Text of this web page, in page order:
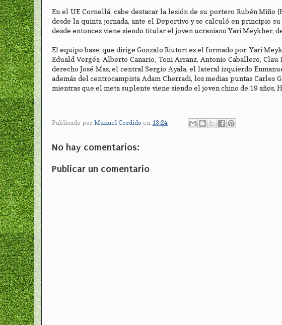
En el UE Cornellá, cabe destacar la lesión de su portero Rubén
desde la quinta jornada, ante el Deportivo y se calculó en principio
desde entonces viene siendo titular el joven ucraniano Yari Meykher,
El equipo base, que dirige Gonzalo Riutort es el formado por: Yari
Eduald Vergés; Alberto Canario, Toni Arranz, Antonio Caballero,
derecho José Mas, el central Sergio Ayala, el lateral izquierdo
además del centrocampista Adam Cherradi, los medias puntas
mientras que el meta suplente viene siendo el joven chino de 19 años,
Publicado por Manuel Cordido en 13:24
No hay comentarios:
Publicar un comentario